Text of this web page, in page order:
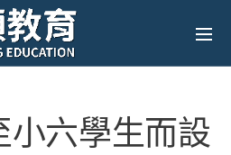
小六學生而設